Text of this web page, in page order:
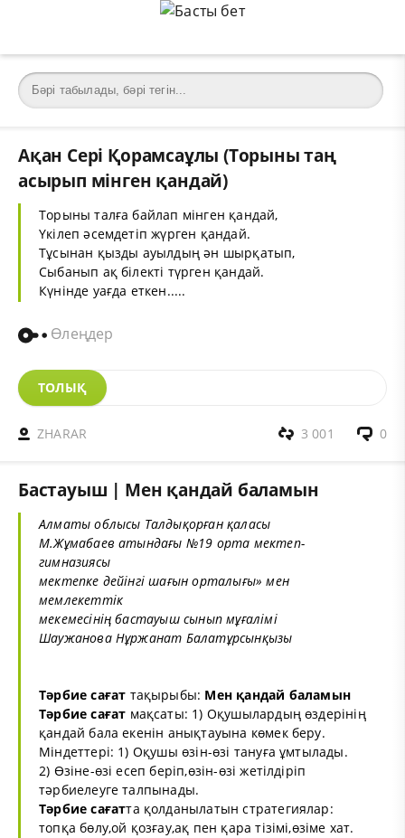
Ақан Сері Қорамсаұлы‎ (Торыны таң
асырып мінген қандай)
Торыны талға байлап мінген қандай,
Үкілеп әсемдетіп жүрген қандай.
Тұсынан қызды ауылдың ән шырқатып,
Сыбанып ақ білекті түрген қандай.
Күнінде уағда еткен.....
Өлеңдер
ТОЛЫҚ
ZHARAR 0
3 001
Бастауыш | Мен қандай баламын
Алматы облысы Талдықорған қаласы
М.Жұмабаев атындағы №19 орта мектеп-
гимназиясы
мектепке дейінгі шағын орталығы» мен
мемлекеттік
мекемесінің бастауыш сынып мұғалімі
Шаужанова Нұржанат Балатұрсынқызы
Тәрбие сағат тақырыбы: Мен қандай баламын
Тәрбие сағат мақсаты: 1) Оқушылардың өздерінің
қандай бала екенін анықтауына көмек беру.
Міндеттері: 1) Оқушы өзін-өзі тануға ұмтылады.
2) Өзіне-өзі есеп беріп,өзін-өзі жетілдіріп
тәрбиелеуге талпынады.
Тәрбие сағатта қолданылатын стратегиялар:
топқа бөлу,ой қозғау,ақ пен қара тізімі,өзіме хат.